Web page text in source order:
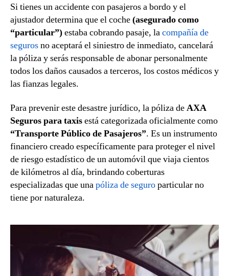
Si tienes un accidente con pasajeros a bordo y el
ajustador determina que el coche(asegurado como
“particular”)estaba cobrando pasaje, lacompañía de
segurosno aceptará el siniestro de inmediato, cancelará
la póliza y serás responsable de abonar personalmente
todos los daños causados a terceros, los costos médicos y
las fianzas legales.
Para prevenir este desastre jurídico, la póliza deAXA
Seguros para taxisestá categorizada oficialmente como
“Transporte Público de Pasajeros”. Es un instrumento
financiero creado específicamente para proteger el nivel
de riesgo estadístico de un automóvil que viaja cientos
de kilómetros al día, brindando coberturas
especializadas que unapóliza de seguroparticular no
tiene por naturaleza.